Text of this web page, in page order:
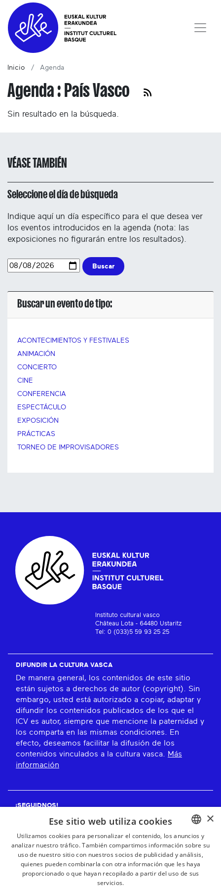
Inicio Agenda
Agenda : País Vasco
Sin resultado en la búsqueda.
VÉASE TAMBIÉN
Seleccione el día de búsqueda
Indique aquí un día específico para el que desea ver
los eventos introducidos en la agenda (nota: las
exposiciones no figurarán entre los resultados).
Buscar
Buscar un evento de tipo:
ACONTECIMIENTOS Y FESTIVALES
ANIMACIÓN
CONCIERTO
CINE
CONFERENCIA
ESPECTÁCULO
EXPOSICIÓN
PRÁCTICAS
TORNEO DE IMPROVISADORES
Instituto cultural vasco
Château Lota - 64480 Ustaritz
Tel: 0 (033)5 59 93 25 25
DIFUNDIR LA CULTURA VASCA
De manera general, los contenidos de este sitio
están sujetos a derechos de autor (copyright). Sin
embargo, usted está autorizado a copiar, adaptar y
difundir los contenidos publicados de los que el
ICV es autor, siempre que mencione la paternidad y
los comparta en las mismas condiciones. En
efecto, deseamos facilitar la difusión de los
contenidos vinculados a la cultura vasca. Más
información
¡SEGUIDNOS!
¡RECIBE NUESTROS BOLETINES!
Suscribirse
BASQUE
FRENCH
×
Ese sitio web utiliza cookies
Utilizamos cookies para personalizar el contenido, los anuncios y
analizar nuestro tráfico. También compartimos información sobre su
uso de nuestro sitio con nuestros socios de publicidad y análisis,
quienes pueden combinarla con otra información que les haya
proporcionado o que hayan recopilado a partir del uso de sus
servicios.